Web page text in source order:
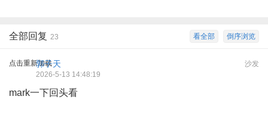
倒序浏览
看全部
全部回复 23
点击重新加载 沙发
郭子天
2026-5-13 14:48:19
mark一下回头看